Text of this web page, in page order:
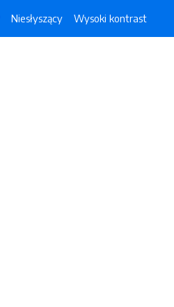
Niesłyszący Wysoki kontrast